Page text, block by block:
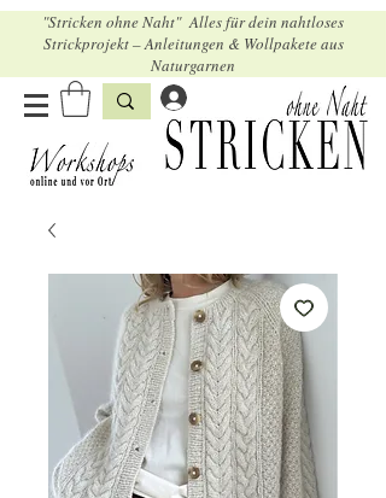
"Stricken ohne Naht" Alles für dein nahtloses
Strickprojekt – Anleitungen & Wollpakete aus
Naturgarnen